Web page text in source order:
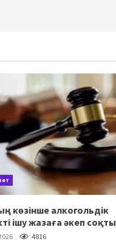
көзінше алкогольдік
ішу жазаға әкеп соқты
4816